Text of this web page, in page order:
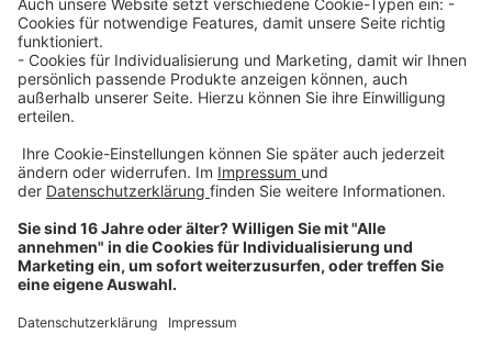
Über uns
Dehner Unternehmen
Jobs bei Dehner